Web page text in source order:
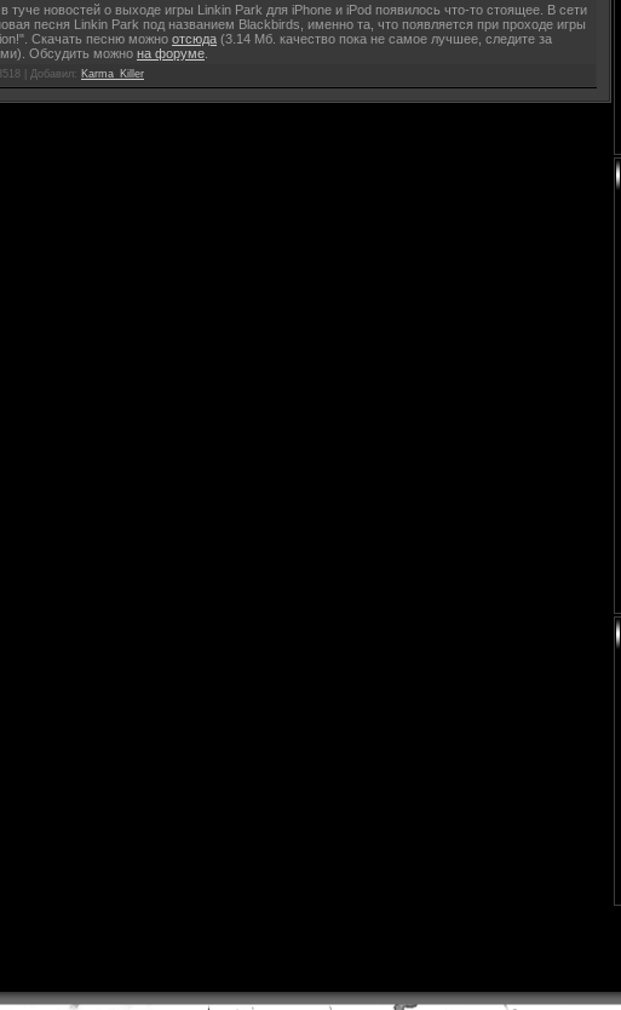
туче новостей о выходе игры Linkin Park для iPhone и iPod появилось что-то стоящее. В сети
песня Linkin Park под названием Blackbirds, именно та, что появляется при проходе игры
Скачать песню можно отсюда (3.14 Мб. качество пока не самое лучшее, следите за
Обсудить можно на форуме
| Добавил: Karma_Killer